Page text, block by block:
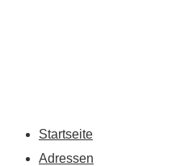
Startseite
Adressen